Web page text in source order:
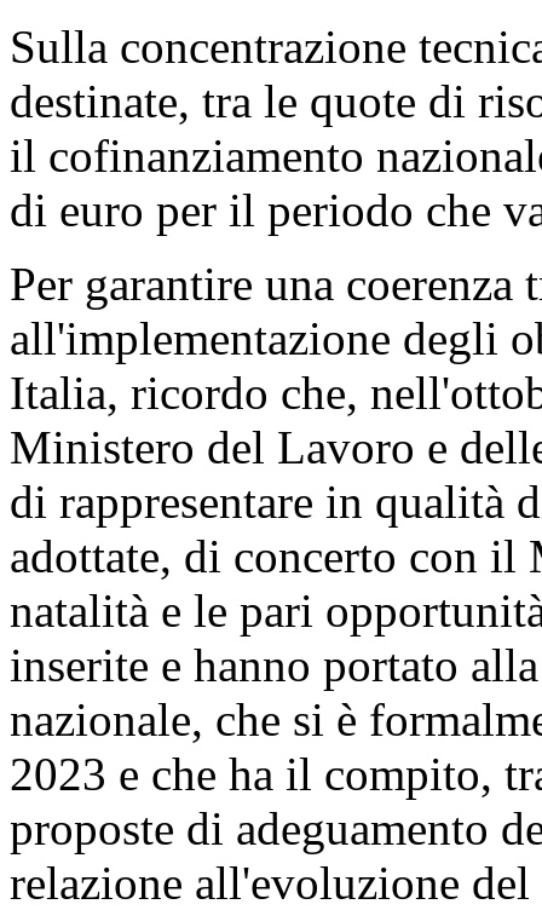
Sulla concentrazione
destinate, tra le quote di
il cofinanziamento
di euro per il periodo che
Per garantire una
all'implementazione degli
Italia, ricordo che,
Ministero del Lavoro e
di rappresentare in qualità
adottate, di concerto con
natalità e le pari
inserite e hanno portato
nazionale, che si è
2023 e che ha il compito,
proposte di adeguamento
relazione all'evoluzione